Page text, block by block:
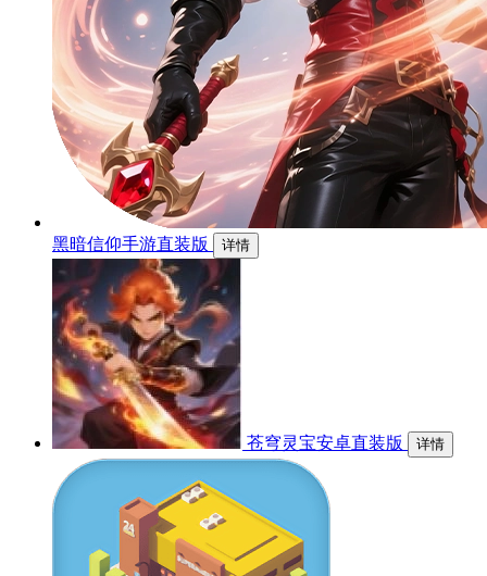
黑暗信仰手游直装版 详情
苍穹灵宝安卓直装版 详情